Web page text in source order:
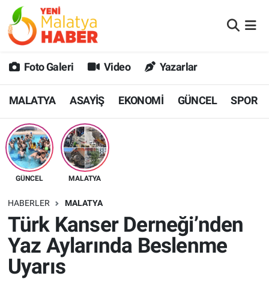
Foto Galeri Video Yazarlar
MALATYA ASAYİŞ EKONOMİ GÜNCEL SPOR
GÜNCEL MALATYA
HABERLER MALATYA
Türk Kanser Derneği’nden
Yaz Aylarında Beslenme
Uyarıs
MALATYA
GÜNCEL
SPOR
SAĞLIK
DİĞER
EKONOMİ
Malatya Nöbetçi Eczaneler
MALATYA Namaz Vakitleri
Malatya Trafik Yoğunluk Haritası
Süper Lig Puan Durumu ve Fikstür
Tüm Manşetler
Son Dakika Haberleri
Haber Arşivi